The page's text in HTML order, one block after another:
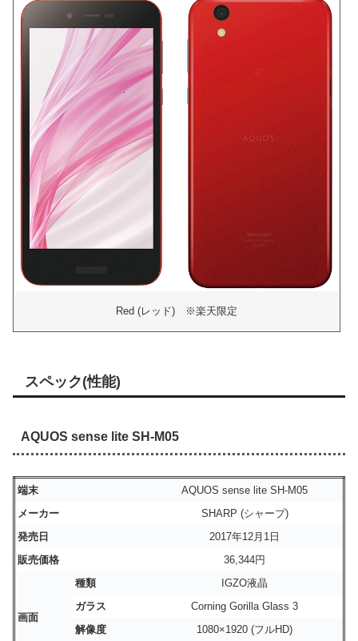
Red (レッド) ※楽天限定
スペック(性能)
AQUOS sense lite SH-M05
端末
AQUOS sense lite SH-M05
メーカー
SHARP (シャープ)
発売日
2017年12月1日
販売価格
36,344円
画面
種類
IGZO液晶
ガラス
Corning Gorilla Glass 3
解像度
1080×1920 (フルHD)